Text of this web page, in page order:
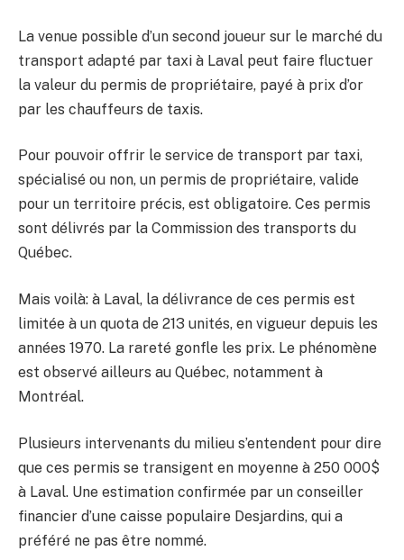
La venue possible d’un second joueur sur le marché du
transport adapté par taxi à Laval peut faire fluctuer
la valeur du permis de propriétaire, payé à prix d’or
par les chauffeurs de taxis.
Pour pouvoir offrir le service de transport par taxi,
spécialisé ou non, un permis de propriétaire, valide
pour un territoire précis, est obligatoire. Ces permis
sont délivrés par la Commission des transports du
Québec.
Mais voilà: à Laval, la délivrance de ces permis est
limitée à un quota de 213 unités, en vigueur depuis les
années 1970. La rareté gonfle les prix. Le phénomène
est observé ailleurs au Québec, notamment à
Montréal.
Plusieurs intervenants du milieu s’entendent pour dire
que ces permis se transigent en moyenne à 250 000$
à Laval. Une estimation confirmée par un conseiller
financier d’une caisse populaire Desjardins, qui a
préféré ne pas être nommé.